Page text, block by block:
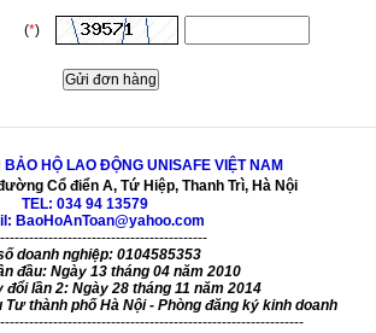
(*)
BẢO HỘ LAO ĐỘNG UNISAFE VIỆT NAM
Cổ điển A, Tứ Hiệp, Thanh Trì, Hà Nội
TEL: 034 94 13579
BaoHoAnToan@yahoo.com
doanh nghiệp: 0104585353
đầu: Ngày 13 tháng 04 năm 2010
lần 2: Ngày 28 tháng 11 năm 2014
thành phố Hà Nội - Phòng đăng ký kinh doanh